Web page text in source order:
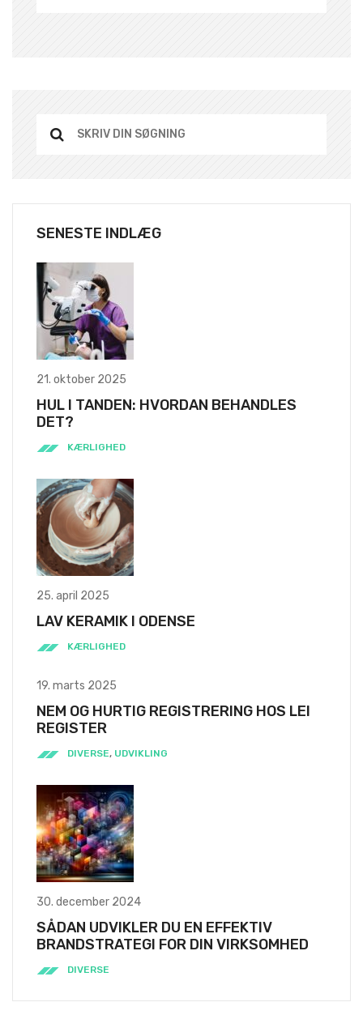
SENESTE INDLÆG
21. oktober 2025
HUL I TANDEN: HVORDAN BEHANDLES
DET?
KÆRLIGHED
25. april 2025
LAV KERAMIK I ODENSE
KÆRLIGHED
19. marts 2025
NEM OG HURTIG REGISTRERING HOS LEI
REGISTER
DIVERSE, UDVIKLING
30. december 2024
SÅDAN UDVIKLER DU EN EFFEKTIV
BRANDSTRATEGI FOR DIN VIRKSOMHED
DIVERSE